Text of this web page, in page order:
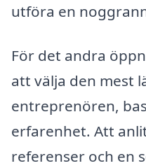
utföra en
För det andra
att välja den mest
entreprenören,
erfarenhet. Att
referenser och en